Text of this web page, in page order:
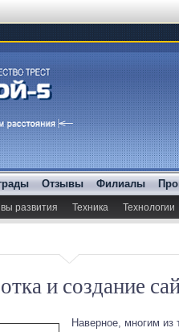
Отзывы Филиалы
развития Техника Технологии
и создание
Наверное, многим из